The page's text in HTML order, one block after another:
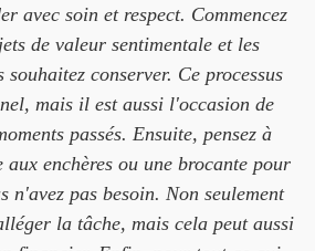
avec soin et respect. Commencez
de valeur sentimentale et les
souhaitez conserver. Ce processus
mais il est aussi l'occasion de
passés. Ensuite, pensez à
aux enchères ou une brocante pour
n'avez pas besoin. Non seulement
la tâche, mais cela peut aussi